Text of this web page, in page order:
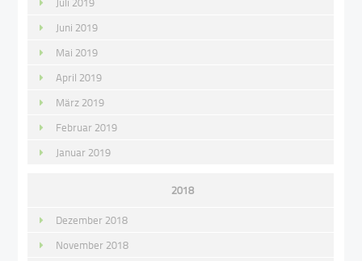
Juni 2019
Mai 2019
April 2019
März 2019
Februar 2019
Januar 2019
2018
Dezember 2018
November 2018